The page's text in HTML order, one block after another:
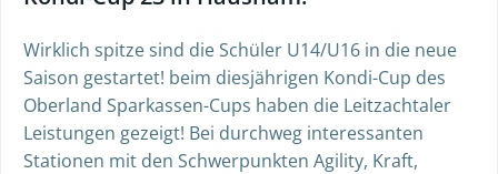
Wirklich spitze sind die Schüler U14/U16 in die neue
Saison gestartet! beim diesjährigen Kondi-Cup des
Oberland Sparkassen-Cups haben die Leitzachtaler
Leistungen gezeigt! Bei durchweg interessanten
Stationen mit den Schwerpunkten Agility, Kraft,